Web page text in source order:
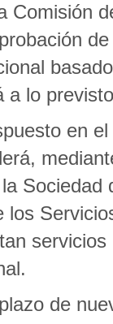
Comisión
lo
en
de